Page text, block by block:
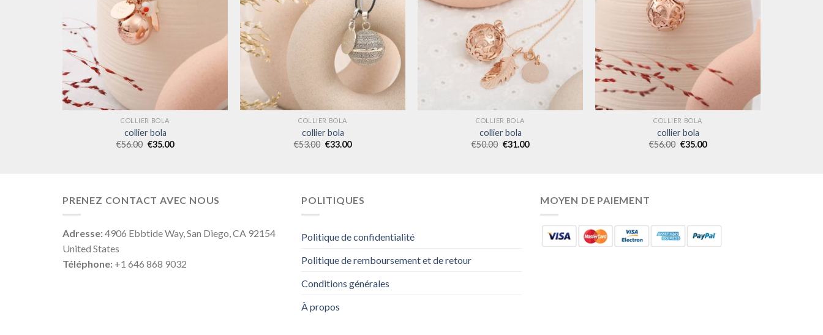
COLLIER BOLA
collier bola
€56.00 €35.00
COLLIER BOLA
collier bola
€53.00 €33.00
COLLIER BOLA
collier bola
€50.00 €31.00
COLLIER BOLA
collier bola
€56.00 €35.00
PRENEZ CONTACT AVEC NOUS
Adresse:4906 Ebbtide Way, San Diego, CA 92154
United States
Téléphone: +1 646 868 9032
POLITIQUES
Politique de confidentialité
Politique de remboursement et de retour
Conditions générales
À propos
MOYEN DE PAIEMENT